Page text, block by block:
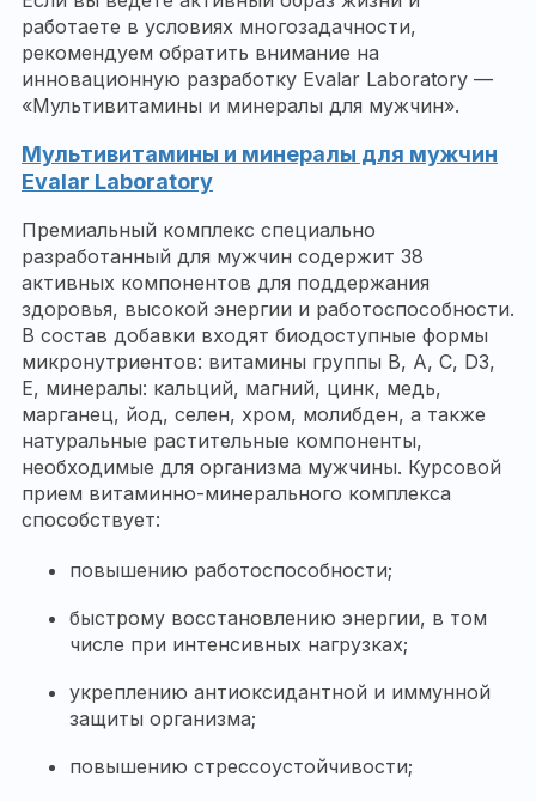
работаете в условиях многозадачности,
рекомендуем обратить внимание на
инновационную разработку Evalar Laboratory —
«Мультивитамины и минералы для мужчин».
Мультивитамины и минералы для мужчин
Evalar Laboratory
Премиальный комплекс специально
разработанный для мужчин содержит 38
активных компонентов для поддержания
здоровья, высокой энергии и работоспособности.
В состав добавки входят биодоступные формы
микронутриентов: витамины группы В, А, С, D3,
Е, минералы: кальций, магний, цинк, медь,
марганец, йод, селен, хром, молибден, а также
натуральные растительные компоненты,
необходимые для организма мужчины. Курсовой
прием витаминно-минерального комплекса
способствует:
повышению работоспособности;
быстрому восстановлению энергии, в том
числе при интенсивных нагрузках;
укреплению антиоксидантной и иммунной
защиты организма;
повышению стрессоустойчивости;